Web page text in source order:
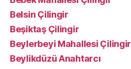
Belsin Çilingir
Beşiktaş Çilingir
Beylerbeyi Mahallesi Çilingir
Beylikdüzü Anahtarcı